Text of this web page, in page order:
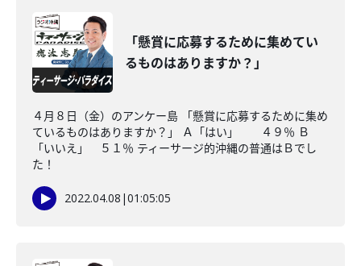
「懸賞に応募するために集めてい
るものはありますか？」
４月８日（金）のアンケー島 「懸賞に応募するために集め
ているものはありますか？」 Ａ「はい」 ４９％ Ｂ
「いいえ」 ５１％ ティーサージ的沖縄の普通はＢでし
た！
2022.04.08 |01:05:05